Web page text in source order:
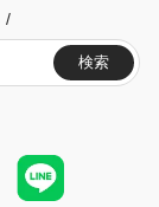
/
検索